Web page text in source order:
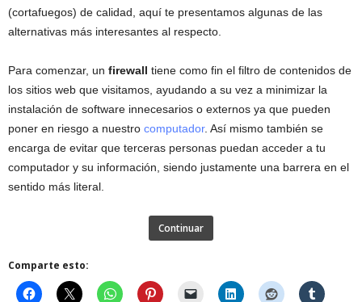
(cortafuegos) de calidad, aquí te presentamos algunas de las
alternativas más interesantes al respecto.
Para comenzar, un firewall tiene como fin el filtro de contenidos de
los sitios web que visitamos, ayudando a su vez a minimizar la
instalación de software innecesarios o externos ya que pueden
poner en riesgo a nuestro computador. Así mismo también se
encarga de evitar que terceras personas puedan acceder a tu
computador y su información, siendo justamente una barrera en el
sentido más literal.
Continuar
Comparte esto: